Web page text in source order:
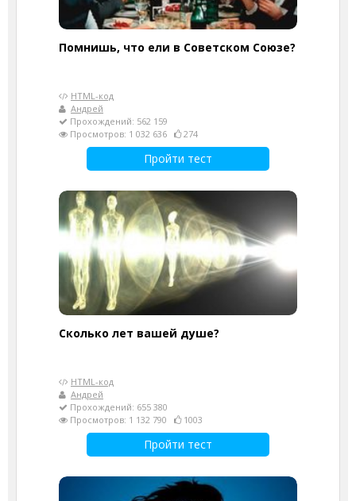
Помнишь, что ели в Советском Союзе?
HTML-код
Андрей
Прохождений: 562 159
Просмотров: 1 032 636
274
Пройти тест
Cколько лет вашей душе?
HTML-код
Андрей
Прохождений: 655 380
Просмотров: 1 132 790
1003
Пройти тест